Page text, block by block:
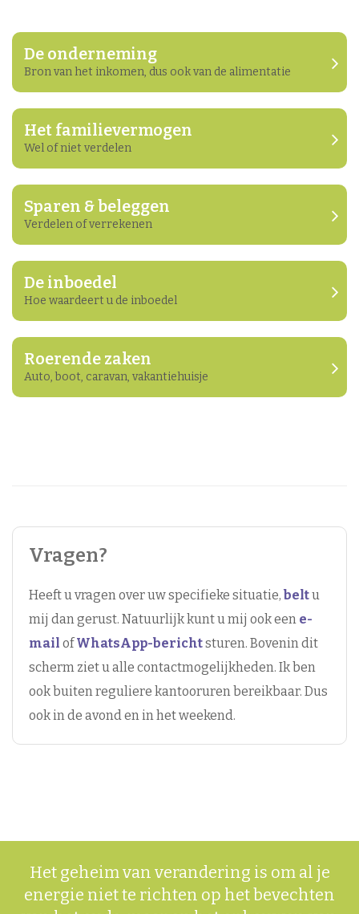
de onderneming
Bron van het inkomen, dus ook van de alimentatie
het familievermogen
Wel of niet verdelen
sparen & beleggen
Verdelen of verrekenen
de inboedel
Hoe waardeert u de inboedel
roerende zaken
Auto, boot, caravan, vakantiehuisje
Vragen?
Heeft u vragen over uw specifieke situatie, beltu
mij dan gerust. Natuurlijk kunt u mij ook een e-
mail ofWhatsApp-berichtsturen. Bovenin dit
scherm ziet u alle contactmogelijkheden. Ik ben
ook buiten reguliere kantooruren bereikbaar. Dus
ook in de avond en in het weekend.
Het geheim van verandering is om al je
energie niet te richten op het bevechten